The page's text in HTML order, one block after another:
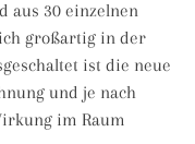
aus 30 einzelnen
großartig in der
ist die neue
und je nach
im Raum